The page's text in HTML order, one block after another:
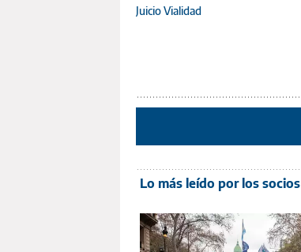
Juicio Vialidad
Lo más leído por los socios